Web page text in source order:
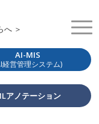
へ ＞
AI-MIS
経営管理システム)
アノテーション